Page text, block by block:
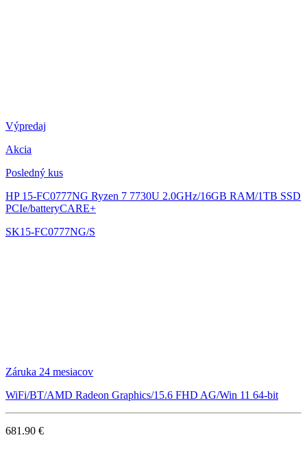
Výpredaj
Akcia
Posledný kus
HP 15-FC0777NG Ryzen 7 7730U 2.0GHz/16GB RAM/1TB SSD
PCIe/batteryCARE+
SK15-FC0777NG/S
Záruka 24 mesiacov
WiFi/BT/AMD Radeon Graphics/15.6 FHD AG/Win 11 64-bit
681.90 €